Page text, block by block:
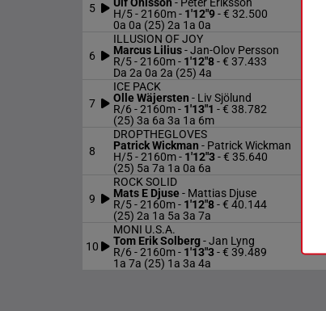
5
H/5 - 2160m- 1'12"9- € 32.500
0a 0a (25) 2a 1a 0a
6
ILLUSION OF JOY
Marcus Lilius-Jan-Olov Persson
R/5 - 2160m- 1'12"8- € 37.433
Da 2a 0a 2a (25) 4a
7
ICE PACK
Olle Wäjersten - Liv Sjölund
R/6 - 2160m- 1'13"1 - € 38.782
(25) 3a 6a 3a 1a 6m
8
DROPTHEGLOVES
Patrick Wickman - Patrick Wickman
H/5 - 2160m- 1'12"3- € 35.640
(25) 5a 7a 1a 0a 6a
9
ROCK SOLID
Mats E Djuse- Mattias Djuse
R/5 - 2160m- 1'12"8- € 40.144
(25) 2a 1a 5a 3a 7a
10
MONI U.S.A.
Tom Erik Solberg-Jan Lyng
R/6 - 2160m- 1'13"3- € 39.489
1a 7a (25) 1a 3a 4a